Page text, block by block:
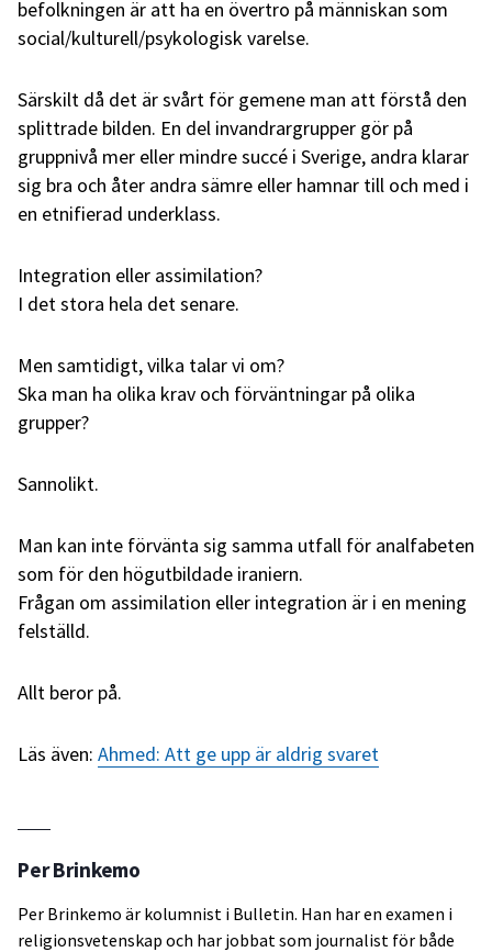
befolkningen är att ha en övertro på människan som
social/kulturell/psykologisk varelse.
Särskilt då det är svårt för gemene man att förstå den
splittrade bilden. En del invandrargrupper gör på
gruppnivå mer eller mindre succé i Sverige, andra klarar
sig bra och åter andra sämre eller hamnar till och med i
en etnifierad underklass.
Integration eller assimilation?
I det stora hela det senare.
Men samtidigt, vilka talar vi om?
Ska man ha olika krav och förväntningar på olika
grupper?
Sannolikt.
Man kan inte förvänta sig samma utfall för analfabeten
som för den högutbildade iraniern.
Frågan om assimilation eller integration är i en mening
felställd.
Allt beror på.
Läs även: Ahmed: Att ge upp är aldrig svaret
Per Brinkemo
Per Brinkemo är kolumnist i Bulletin. Han har en examen i
religionsvetenskap och har jobbat som journalist för både